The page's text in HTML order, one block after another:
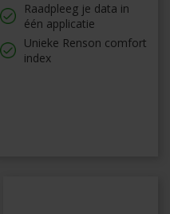
Raadpleeg je data in
één applicatie
Unieke Renson comfort
index